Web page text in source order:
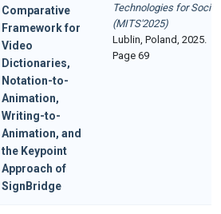
Comparative
Framework for
Video
Dictionaries,
Notation-to-
Animation,
Writing-to-
Animation, and
the Keypoint
Approach of
SignBridge
Technologies for
(MITS'2025)
Lublin, Poland, 2025.
Page 69